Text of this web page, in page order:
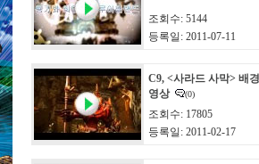
조회수: 5144
등록일: 2011-07-11
C9, <사라드 사막> 배
영상
(0)
조회수: 17805
등록일: 2011-02-17